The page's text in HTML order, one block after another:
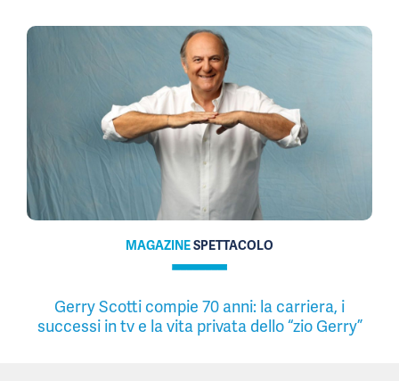
MAGAZINESPETTACOLO
Gerry Scotti compie 70 anni: la carriera, i
successi in tv e la vita privata dello “zio Gerry”